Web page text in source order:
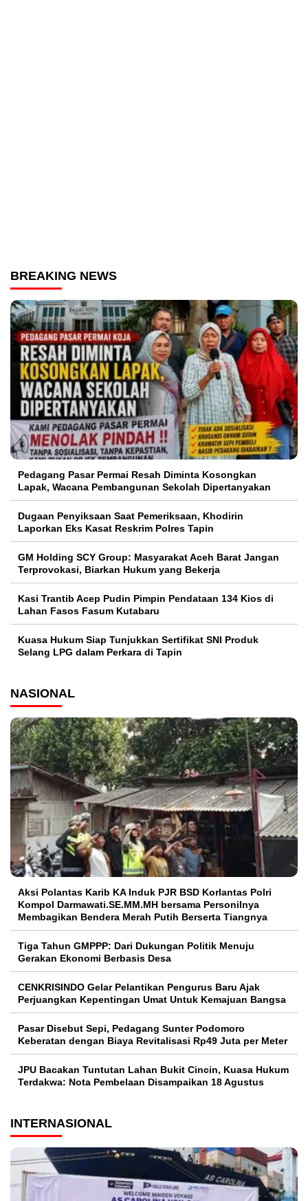
BREAKING NEWS
Pedagang Pasar Permai Resah Diminta Kosongkan
Lapak, Wacana Pembangunan Sekolah Dipertanyakan
Dugaan Penyiksaan Saat Pemeriksaan, Khodirin
Laporkan Eks Kasat Reskrim Polres Tapin
GM Holding SCY Group: Masyarakat Aceh Barat Jangan
Terprovokasi, Biarkan Hukum yang Bekerja
Kasi Trantib Acep Pudin Pimpin Pendataan 134 Kios di
Lahan Fasos Fasum Kutabaru
Kuasa Hukum Siap Tunjukkan Sertifikat SNI Produk
Selang LPG dalam Perkara di Tapin
NASIONAL
Aksi Polantas Karib KA Induk PJR BSD Korlantas Polri
Kompol Darmawati.SE.MM.MH bersama Personilnya
Membagikan Bendera Merah Putih Berserta Tiangnya
Tiga Tahun GMPPP: Dari Dukungan Politik Menuju
Gerakan Ekonomi Berbasis Desa
CENKRISINDO Gelar Pelantikan Pengurus Baru Ajak
Perjuangkan Kepentingan Umat Untuk Kemajuan Bangsa
Pasar Disebut Sepi, Pedagang Sunter Podomoro
Keberatan dengan Biaya Revitalisasi Rp49 Juta per Meter
JPU Bacakan Tuntutan Lahan Bukit Cincin, Kuasa Hukum
Terdakwa: Nota Pembelaan Disampaikan 18 Agustus
INTERNASIONAL